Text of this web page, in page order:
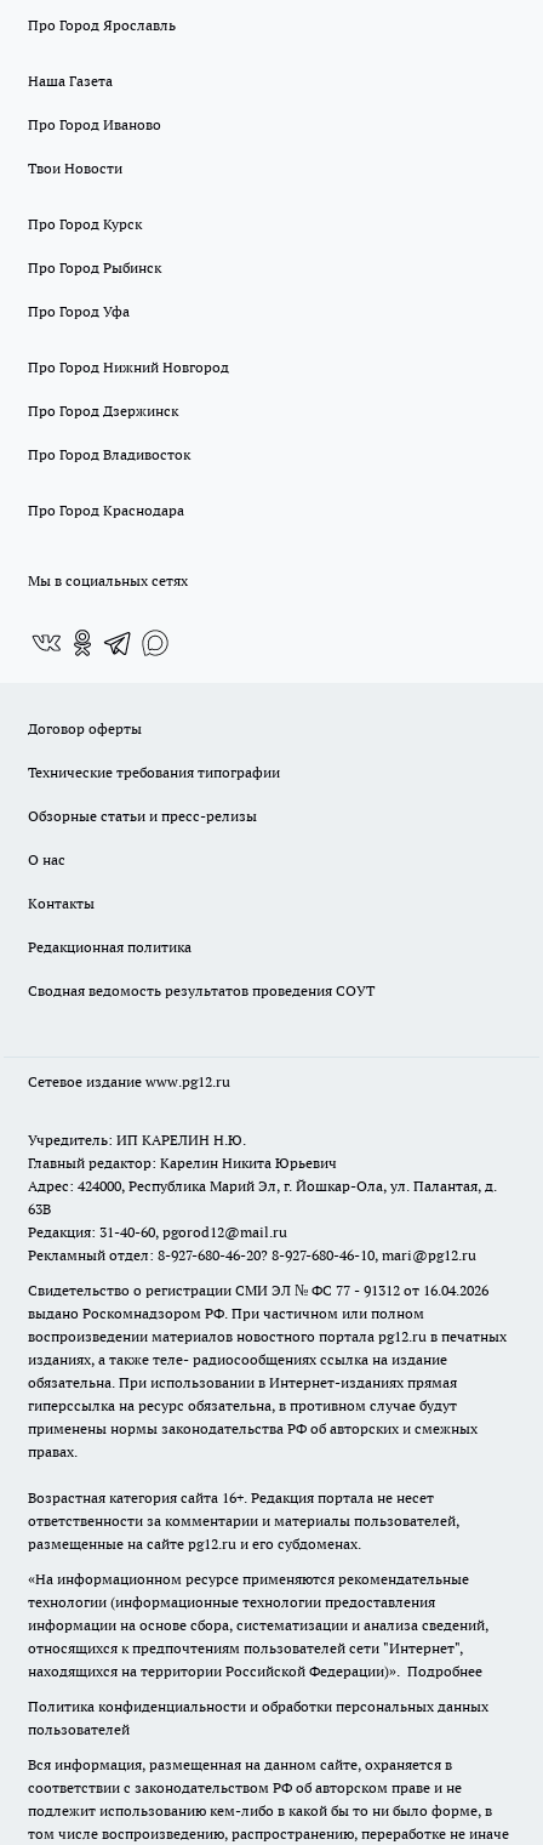
Про Город Ярославль
Наша Газета
Про Город Иваново
Твои Новости
Про Город Курск
Про Город Рыбинск
Про Город Уфа
Про Город Нижний Новгород
Про Город Дзержинск
Про Город Владивосток
Про Город Краснодара
Мы в социальных сетях
Договор оферты
Технические требования типографии
Обзорные статьи и пресс-релизы
О нас
Контакты
Редакционная политика
Сводная ведомость результатов проведения СОУТ
Сетевое издание www.pg12.ru
Учредитель: ИП КАРЕЛИН Н.Ю.
Главный редактор: Карелин Никита Юрьевич
Адрес: 424000, Республика Марий Эл, г. Йошкар-Ола, ул. Палантая, д.
63В
Редакция: 31-40-60, pgorod12@mail.ru
Рекламный отдел: 8-927-680-46-20? 8-927-680-46-10, mari@pg12.ru
Свидетельство о регистрации СМИ ЭЛ № ФС 77 - 91312 от 16.04.2026
выдано Роскомнадзором РФ. При частичном или полном
воспроизведении материалов новостного портала pg12.ru в печатных
изданиях, а также теле- радиосообщениях ссылка на издание
обязательна. При использовании в Интернет-изданиях прямая
гиперссылка на ресурс обязательна, в противном случае будут
применены нормы законодательства РФ об авторских и смежных
правах.
Возрастная категория сайта 16+. Редакция портала не несет
ответственности за комментарии и материалы пользователей,
размещенные на сайте pg12.ru и его субдоменах.
«На информационном ресурсе применяются рекомендательные
технологии (информационные технологии предоставления
информации на основе сбора, систематизации и анализа сведений,
относящихся к предпочтениям пользователей сети "Интернет",
находящихся на территории Российской Федерации)». Подробнее
Политика конфиденциальности и обработки персональных данных
пользователей
Вся информация, размещенная на данном сайте, охраняется в
соответствии с законодательством РФ об авторском праве и не
подлежит использованию кем-либо в какой бы то ни было форме, в
том числе воспроизведению, распространению, переработке не иначе